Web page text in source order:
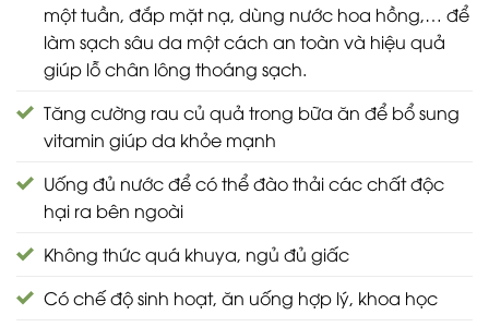
một tuần, đắp mặt nạ, dùng nước hoa hồng,… để
làm sạch sâu da một cách an toàn và hiệu quả
giúp lỗ chân lông thoáng sạch.
Tăng cường rau củ quả trong bữa ăn để bổ sung
vitamin giúp da khỏe mạnh
Uống đủ nước để có thể đào thải các chất độc
hại ra bên ngoài
Không thức quá khuya, ngủ đủ giấc
Có chế độ sinh hoạt, ăn uống hợp lý, khoa học